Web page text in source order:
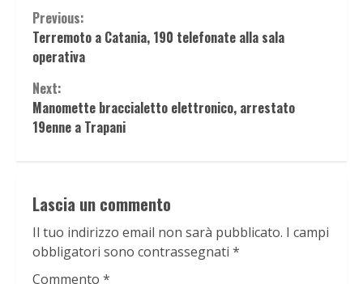
Continue
Reading
Previous:
Terremoto a Catania, 190 telefonate alla sala
operativa
Next:
Manomette braccialetto elettronico, arrestato
19enne a Trapani
Lascia un commento
Il tuo indirizzo email non sarà pubblicato. I campi
obbligatori sono contrassegnati *
Commento *